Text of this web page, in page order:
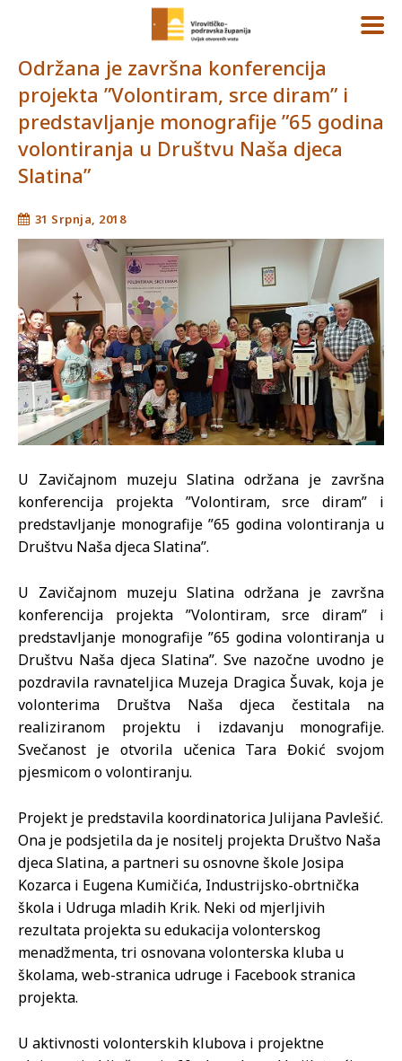
Održana je završna konferencija
projekta ”Volontiram, srce diram” i
predstavljanje monografije ”65 godina
volontiranja u Društvu Naša djeca
Slatina”
31 Srpnja, 2018
U Zavičajnom muzeju Slatina održana je završna
konferencija projekta ”Volontiram, srce diram” i
predstavljanje monografije ”65 godina volontiranja u
Društvu Naša djeca Slatina”.
U Zavičajnom muzeju Slatina održana je završna
konferencija projekta ”Volontiram, srce diram” i
predstavljanje monografije ”65 godina volontiranja u
Društvu Naša djeca Slatina”. Sve nazočne uvodno je
pozdravila ravnateljica Muzeja Dragica Šuvak, koja je
volonterima Društva Naša djeca čestitala na
realiziranom projektu i izdavanju monografije.
Svečanost je otvorila učenica Tara Đokić svojom
pjesmicom o volontiranju.
Projekt je predstavila koordinatorica Julijana Pavlešić.
Ona je podsjetila da je nositelj projekta Društvo Naša
djeca Slatina, a partneri su osnovne škole Josipa
Kozarca i Eugena Kumičića, Industrijsko-obrtnička
škola i Udruga mladih Krik. Neki od mjerljivih
rezultata projekta su edukacija volonterskog
menadžmenta, tri osnovana volonterska kluba u
školama, web-stranica udruge i Facebook stranica
projekta.
U aktivnosti volonterskih klubova i projektne